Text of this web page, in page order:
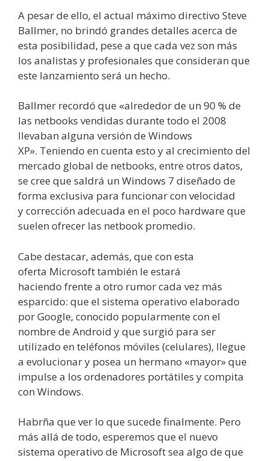
A pesar de ello, el actual máximo directivo Steve
Ballmer, no brindó grandes detalles acerca de
esta posibilidad, pese a que cada vez son más
los analistas y profesionales que consideran que
este lanzamiento será un hecho.
Ballmer recordó que «alrededor de un 90 % de
las netbooks vendidas durante todo el 2008
llevaban alguna versión de Windows
XP». Teniendo en cuenta esto y al crecimiento del
mercado global de netbooks, entre otros datos,
se cree que saldrá un Windows 7 diseñado de
forma exclusiva para funcionar con velocidad
y corrección adecuada en el poco hardware que
suelen ofrecer las netbook promedio.
Cabe destacar, además, que con esta
oferta Microsoft también le estará
haciendo frente a otro rumor cada vez más
esparcido: que el sistema operativo elaborado
por Google, conocido popularmente con el
nombre de Android y que surgió para ser
utilizado en teléfonos móviles (celulares), llegue
a evolucionar y posea un hermano «mayor» que
impulse a los ordenadores portátiles y compita
con Windows.
Habrña que ver lo que sucede finalmente. Pero
más allá de todo, esperemos que el nuevo
sistema operativo de Microsoft sea algo de que